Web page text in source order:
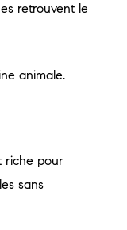
retrouvent le
animale.
riche pour
sans